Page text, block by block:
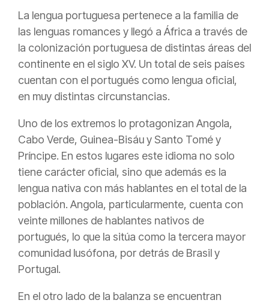
La lengua portuguesa pertenece a la familia de
las lenguas romances y llegó a África a través de
la colonización portuguesa de distintas áreas del
continente en el siglo XV. Un total de seis países
cuentan con el portugués como lengua oficial,
en muy distintas circunstancias.
Uno de los extremos lo protagonizan Angola,
Cabo Verde, Guinea-Bisáu y Santo Tomé y
Príncipe. En estos lugares este idioma no solo
tiene carácter oficial, sino que además es la
lengua nativa con más hablantes en el total de la
población. Angola, particularmente, cuenta con
veinte millones de hablantes nativos de
portugués, lo que la sitúa como la tercera mayor
comunidad lusófona, por detrás de Brasil y
Portugal.
En el otro lado de la balanza se encuentran